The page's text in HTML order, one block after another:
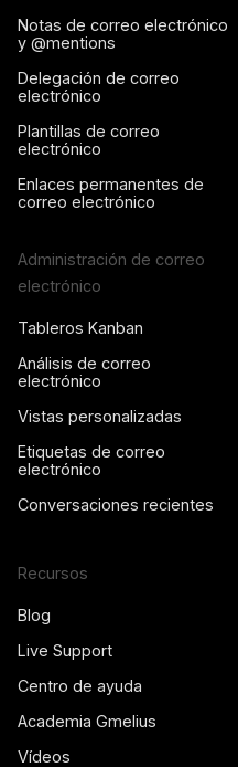
Notas de correo electrónico
y @mentions
Delegación de correo
electrónico
Plantillas de correo
electrónico
Enlaces permanentes de
correo electrónico
Administración de correo
electrónico
Tableros Kanban
Análisis de correo
electrónico
Vistas personalizadas
Etiquetas de correo
electrónico
Conversaciones recientes
Recursos
Blog
Live Support
Centro de ayuda
Academia Gmelius
Vídeos